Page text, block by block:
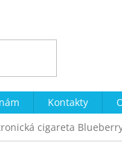
Kontakty
cigareta